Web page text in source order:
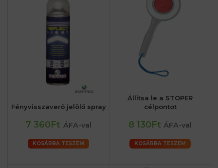
Fényvisszaverő jelölő spray
7 360Ft ÁFA-val
KOSÁRBA TESZEM
Állítsa le a STOPER
célpontot
8 130Ft ÁFA-val
KOSÁRBA TESZEM